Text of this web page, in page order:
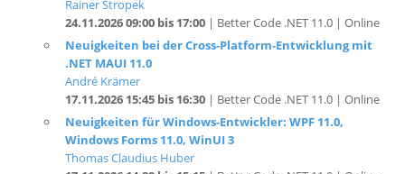
Neuigkeiten bei der Cross-Platform-Entwicklung mit
.NET MAUI 11.0
André Krämer
17.11.2026 15:45 bis 16:30
Neuigkeiten für Windows-Entwickler: WPF 11.0,
Windows Forms 11.0, WinUI 3
Thomas Claudius Huber
17.11.2026 14:30 bis 15:15| Better Code .NET 11.0 | Online
Neuigkeiten beim OR-Mapping mit Entity Framework